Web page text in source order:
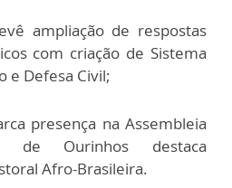
ampliação de respostas
com criação de Sistema
e Defesa Civil;
presença na Assembleia
de Ourinhos destaca
Afro-Brasileira.